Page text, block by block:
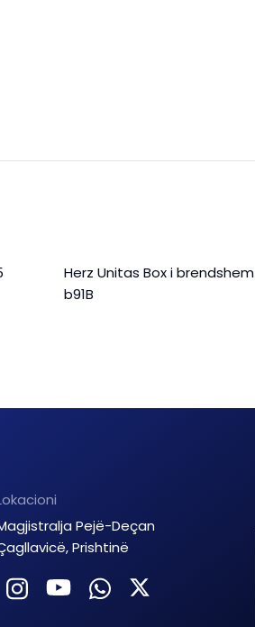
Herz Unitas Box i brendshem
b91B
Pejë-Deçan
Prishtinë